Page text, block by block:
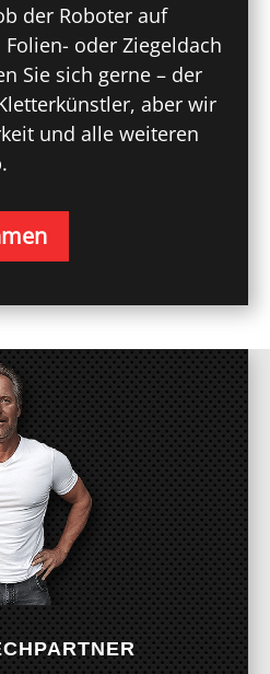
der Roboter auf
oder Ziegeldach
Sie sich gerne – der
aber wir
und alle weiteren